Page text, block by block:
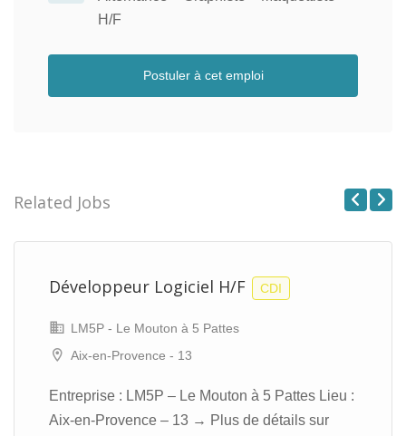
H/F
Postuler à cet emploi
Related Jobs
Développeur Logiciel H/F CDI
LM5P - Le Mouton à 5 Pattes
Aix-en-Provence - 13
Entreprise : LM5P – Le Mouton à 5 Pattes Lieu :
Aix-en-Provence – 13 → Plus de détails sur